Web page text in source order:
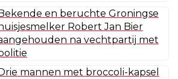
Bekende en beruchte Groningse
huisjesmelker Robert Jan Bier
na vechtpartij met
Drie mannen met broccoli-kapsel